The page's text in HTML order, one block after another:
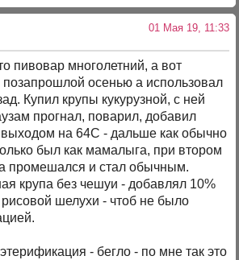
01 Мая 19, 11:33
пивовар многолетний, а вот
позапрошлой осенью а использовал
Купил крупы кукурузной, с ней
прогнал, поварил, добавил
выходом на 64С - дальше как обычно
был как мамалыга, при втором
промешался и стал обычным.
крупа без чешуи - добавлял 10%
шелухи - чтоб не было
- бегло - по мне так это